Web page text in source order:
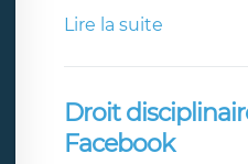
Lire la suite
Droit
Facebook